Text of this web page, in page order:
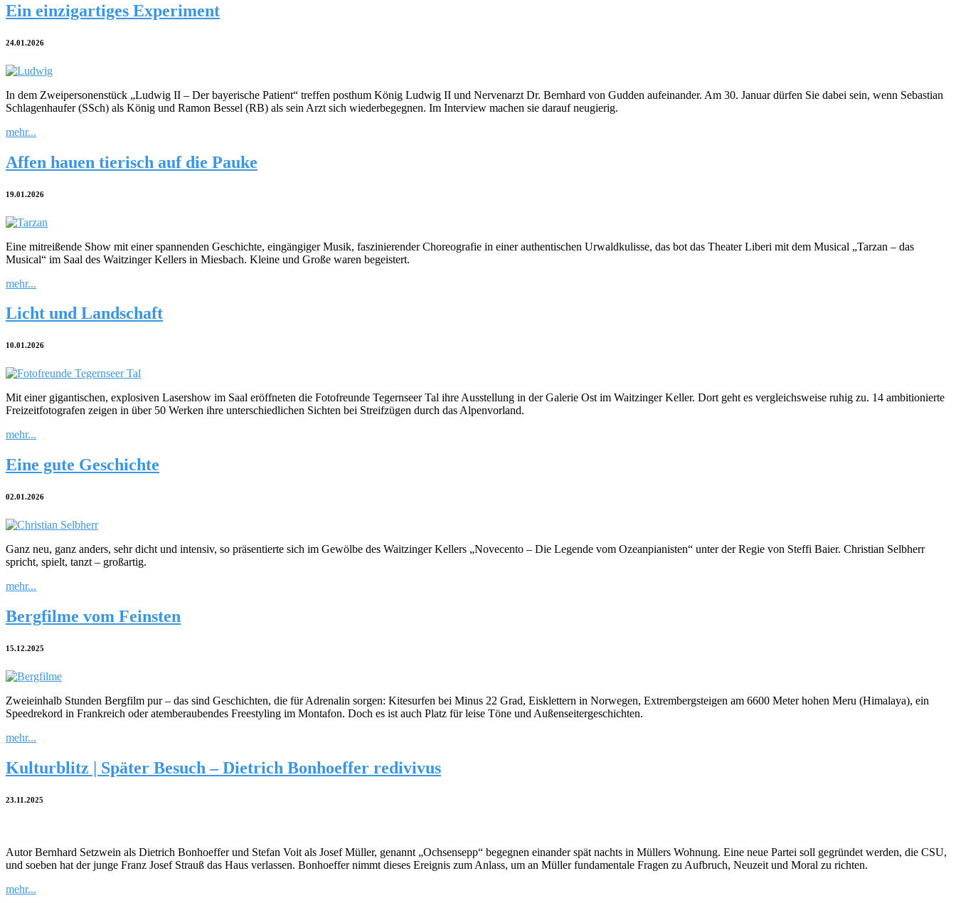
Ein einzigartiges Experiment
24.01.2026
In dem Zweipersonenstück „Ludwig II – Der bayerische Patient“ treffen posthum König Ludwig II und Nervenarzt Dr. Bernhard von Gudden aufeinander. Am 30. Januar dürfen Sie dabei sein, wenn Sebastian
Schlagenhaufer (SSch) als König und Ramon Bessel (RB) als sein Arzt sich wiederbegegnen. Im Interview machen sie darauf neugierig.
mehr...
Affen hauen tierisch auf die Pauke
19.01.2026
Eine mitreißende Show mit einer spannenden Geschichte, eingängiger Musik, faszinierender Choreografie in einer authentischen Urwaldkulisse, das bot das Theater Liberi mit dem Musical „Tarzan – das
Musical“ im Saal des Waitzinger Kellers in Miesbach. Kleine und Große waren begeistert.
mehr...
Licht und Landschaft
10.01.2026
Mit einer gigantischen, explosiven Lasershow im Saal eröffneten die Fotofreunde Tegernseer Tal ihre Ausstellung in der Galerie Ost im Waitzinger Keller. Dort geht es vergleichsweise ruhig zu. 14 ambitionierte
Freizeitfotografen zeigen in über 50 Werken ihre unterschiedlichen Sichten bei Streifzügen durch das Alpenvorland.
mehr...
Eine gute Geschichte
02.01.2026
Ganz neu, ganz anders, sehr dicht und intensiv, so präsentierte sich im Gewölbe des Waitzinger Kellers „Novecento – Die Legende vom Ozeanpianisten“ unter der Regie von Steffi Baier. Christian Selbherr
spricht, spielt, tanzt – großartig.
mehr...
Bergfilme vom Feinsten
15.12.2025
Zweieinhalb Stunden Bergfilm pur – das sind Geschichten, die für Adrenalin sorgen: Kitesurfen bei Minus 22 Grad, Eisklettern in Norwegen, Extrembergsteigen am 6600 Meter hohen Meru (Himalaya), ein
Speedrekord in Frankreich oder atemberaubendes Freestyling im Montafon. Doch es ist auch Platz für leise Töne und Außenseitergeschichten.
mehr...
Kulturblitz | Später Besuch – Dietrich Bonhoeffer redivivus
23.11.2025
Autor Bernhard Setzwein als Dietrich Bonhoeffer und Stefan Voit als Josef Müller, genannt „Ochsensepp“ begegnen einander spät nachts in Müllers Wohnung. Eine neue Partei soll gegründet werden, die CSU,
und soeben hat der junge Franz Josef Strauß das Haus verlassen. Bonhoeffer nimmt dieses Ereignis zum Anlass, um an Müller fundamentale Fragen zu Aufbruch, Neuzeit und Moral zu richten.
mehr...